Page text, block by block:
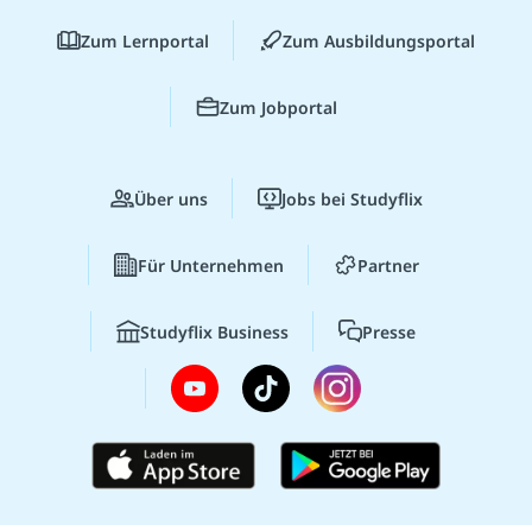
Zum Lernportal Zum Ausbildungsportal
Zum Jobportal
Über uns Jobs bei Studyflix
Für Unternehmen Partner
Studyflix Business Presse